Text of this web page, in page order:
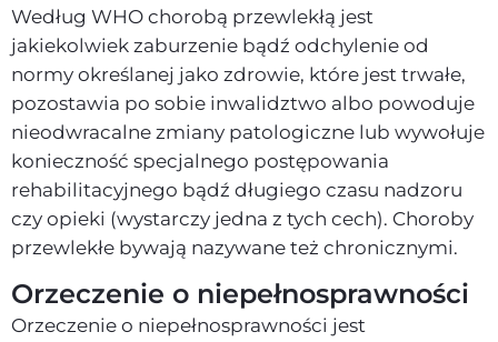
Według WHO chorobą przewlekłą jest
jakiekolwiek zaburzenie bądź odchylenie od
normy określanej jako zdrowie, które jest trwałe,
pozostawia po sobie inwalidztwo albo powoduje
nieodwracalne zmiany patologiczne lub wywołuje
konieczność specjalnego postępowania
rehabilitacyjnego bądź długiego czasu nadzoru
czy opieki (wystarczy jedna z tych cech). Choroby
przewlekłe bywają nazywane też chronicznymi.
Orzeczenie o niepełnosprawności
Orzeczenie o niepełnosprawności jest